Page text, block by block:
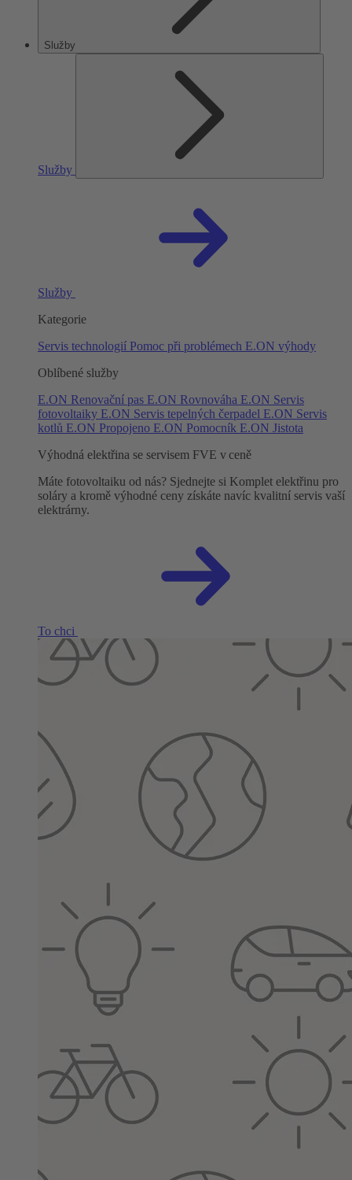
Služby
Služby
Služby
Kategorie
Servis technologií Pomoc při problémech E.ON výhody
Oblíbené služby
E.ON Renovační pas E.ON Rovnováha E.ON Servis
fotovoltaiky E.ON Servis tepelných čerpadel E.ON Servis
kotlů E.ON Propojeno E.ON Pomocník E.ON Jistota
Výhodná elektřina se servisem FVE v ceně
Máte fotovoltaiku od nás? Sjednejte si Komplet elektřinu pro
soláry a kromě výhodné ceny získáte navíc kvalitní servis vaší
elektrárny.
To chci